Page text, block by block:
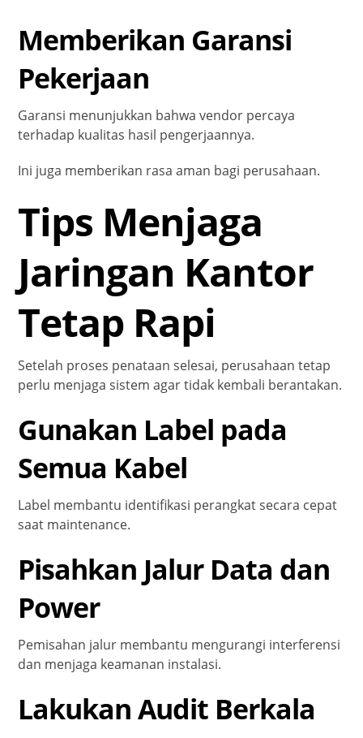
Memberikan Garansi
Pekerjaan
Garansi menunjukkan bahwa vendor percaya
terhadap kualitas hasil pengerjaannya.
Ini juga memberikan rasa aman bagi perusahaan.
Tips Menjaga
Jaringan Kantor
Tetap Rapi
Setelah proses penataan selesai, perusahaan tetap
perlu menjaga sistem agar tidak kembali berantakan.
Gunakan Label pada
Semua Kabel
Label membantu identifikasi perangkat secara cepat
saat maintenance.
Pisahkan Jalur Data dan
Power
Pemisahan jalur membantu mengurangi interferensi
dan menjaga keamanan instalasi.
Lakukan Audit Berkala